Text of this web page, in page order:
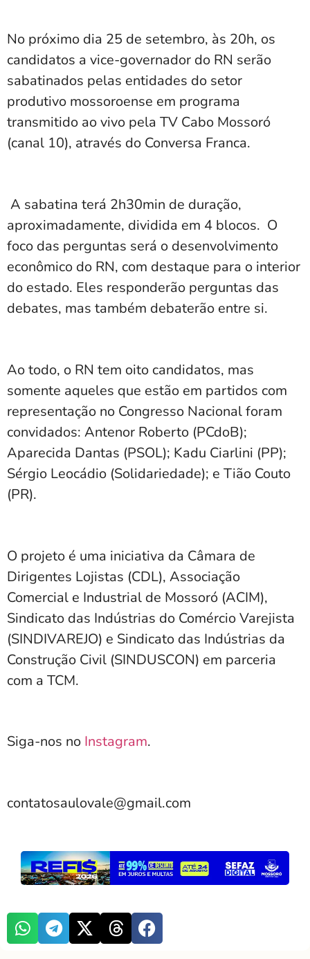
No próximo dia 25 de setembro, às 20h, os
candidatos a vice-governador do RN serão
sabatinados pelas entidades do setor
produtivo mossoroense em programa
transmitido ao vivo pela TV Cabo Mossoró
(canal 10), através do Conversa Franca.
A sabatina terá 2h30min de duração,
aproximadamente, dividida em 4 blocos. O
foco das perguntas será o desenvolvimento
econômico do RN, com destaque para o interior
do estado. Eles responderão perguntas das
debates, mas também debaterão entre si.
Ao todo, o RN tem oito candidatos, mas
somente aqueles que estão em partidos com
representação no Congresso Nacional foram
convidados: Antenor Roberto (PCdoB);
Aparecida Dantas (PSOL); Kadu Ciarlini (PP);
Sérgio Leocádio (Solidariedade); e Tião Couto
(PR).
O projeto é uma iniciativa da Câmara de
Dirigentes Lojistas (CDL), Associação
Comercial e Industrial de Mossoró (ACIM),
Sindicato das Indústrias do Comércio Varejista
(SINDIVAREJO) e Sindicato das Indústrias da
Construção Civil (SINDUSCON) em parceria
com a TCM.
Siga-nos no Instagram.
contatosaulovale@gmail.com